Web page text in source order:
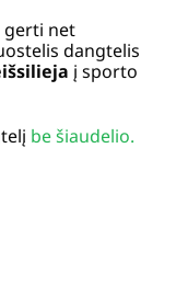
gerti net
dangtelis
į sporto
be šiaudelio.